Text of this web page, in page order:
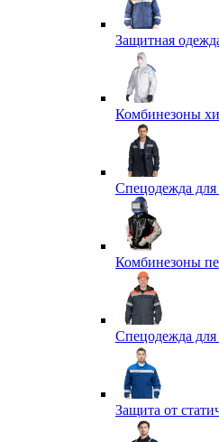
Защитная
Комбинезоны
Спецодежда для
Комбинезоны
Спецодежда для
Защита от